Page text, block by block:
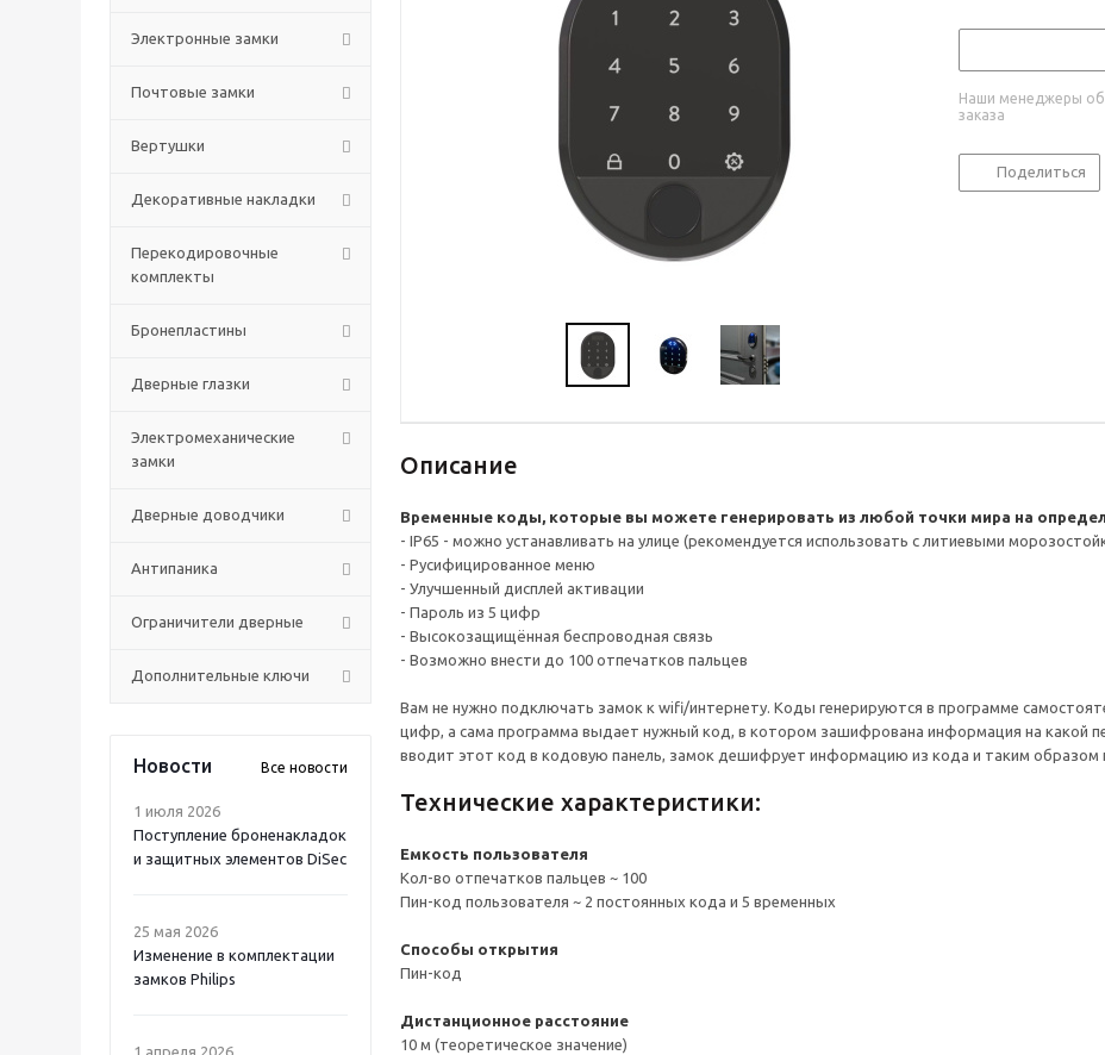
Электронные замки
Почтовые замки
Вертушки
Декоративные накладки
Перекодировочные
комплекты
Бронепластины
Дверные глазки
Электромеханические
замки
Дверные доводчики
Антипаника
Ограничители дверные
Дополнительные ключи
Новости Все новости
1 июля 2026
Поступление броненакладок
и защитных элементов DiSec
25 мая 2026
Изменение в комплектации
замков Philips
1 апреля 2026
Наши менеджеры
заказа
Поделиться
Описание
Временные коды, которые вы можете генерировать из любой точки мира на
- IP65 - можно устанавливать на улице (рекомендуется использовать с литиевыми
- Русифицированное меню
- Улучшенный дисплей активации
- Пароль из 5 цифр
- Высокозащищённая беспроводная связь
- Возможно внести до 100 отпечатков пальцев
Вам не нужно подключать замок к wifi/интернету. Коды генерируются в программе
цифр, а сама программа выдает нужный код, в котором зашифрована информация на какой
вводит этот код в кодовую панель, замок дешифрует информацию из кода и таким образом
Технические характеристики:
Емкость пользователя
Кол-во отпечатков пальцев ~ 100
Пин-код пользователя ~ 2 постоянных кода и 5 временных
Способы открытия
Пин-код
Дистанционное расстояние
10 м (теоретическое значение)